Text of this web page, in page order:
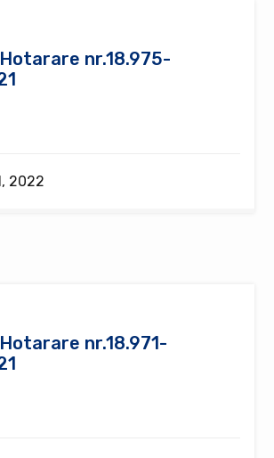
nr.18.975-
2022
nr.18.971-